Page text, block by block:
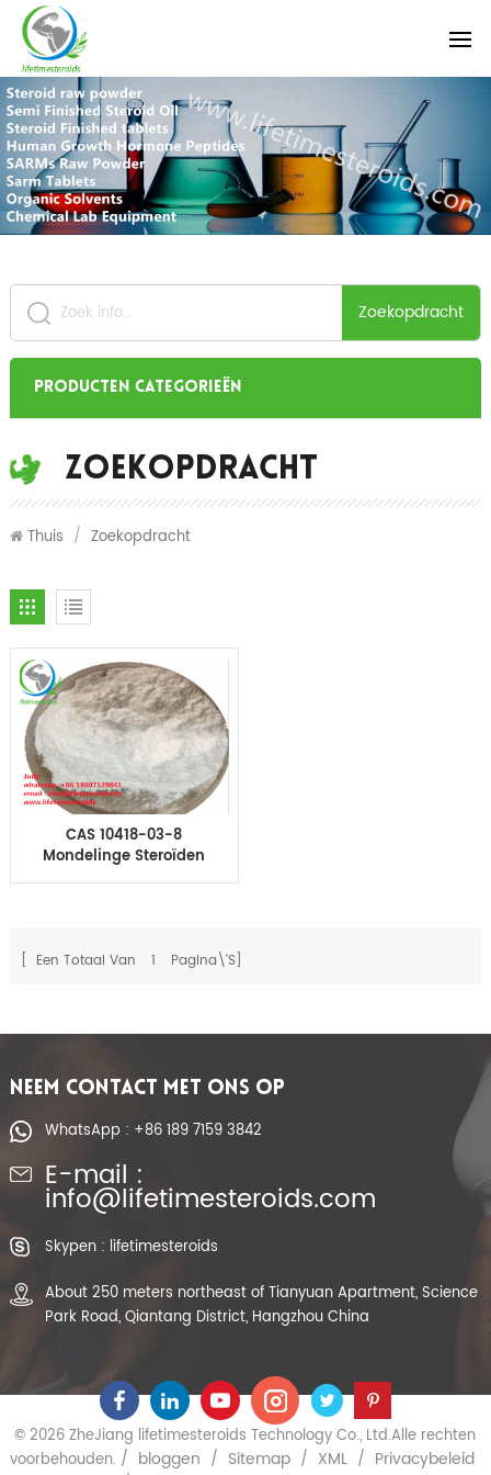
Zoekopdracht
Producten categorieën
Zoekopdracht
Thuis / Zoekopdracht
CAS 10418-03-8
Mondelinge Steroïden
Stanozolol Winstrol
[ Een Totaal Van 1 Pagina\'s]
NEEM CONTACT MET ONS OP
WhatsApp : +86 189 7159 3842
E-mail :
info@lifetimesteroids.com
Skypen : lifetimesteroids
About 250 meters northeast of Tianyuan Apartment, Science
Park Road, Qiantang District, Hangzhou China
© 2026 ZheJiang lifetimesteroids Technology Co., Ltd.Alle rechten
voorbehouden. / bloggen / Sitemap / XML / Privacybeleid